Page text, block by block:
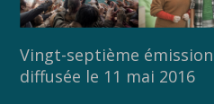
Vingt-septième
diffusée le 11 mai 2016